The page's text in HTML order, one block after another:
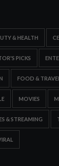
& HEALTH
PICKS
FOOD &
MOVIES
& STREAMING